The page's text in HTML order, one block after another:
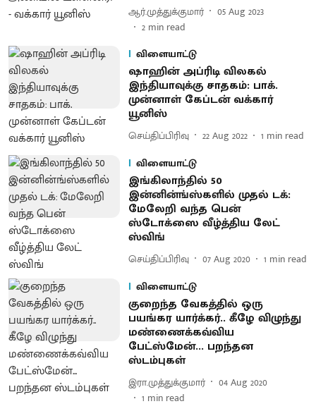
ஆர்.முத்துக்குமார்
05 Aug 2023
2 min read
விளையாட்டு
ஷாஹின் அப்ரிடி விலகல்
இந்தியாவுக்கு சாதகம்: பாக்.
முன்னாள் கேப்டன் வக்கார்
யூனிஸ்
செய்திப்பிரிவு 22 Aug 2022 1 min read
விளையாட்டு
இங்கிலாந்தில் 50
இன்னின்ங்ஸ்களில் முதல் டக்:
மேலேறி வந்த பென்
ஸ்டோக்ஸை வீழ்த்திய லேட்
ஸ்விங்
செய்திப்பிரிவு 07 Aug 2020 1 min read
விளையாட்டு
குறைந்த வேகத்தில் ஒரு
பயங்கர யார்க்கர்.. கீழே விழுந்து
மண்ணைக்கவ்விய
பேட்ஸ்மேன்... பறந்தன
ஸ்டம்புகள்
இரா.முத்துக்குமார்
04 Aug 2020
1 min read